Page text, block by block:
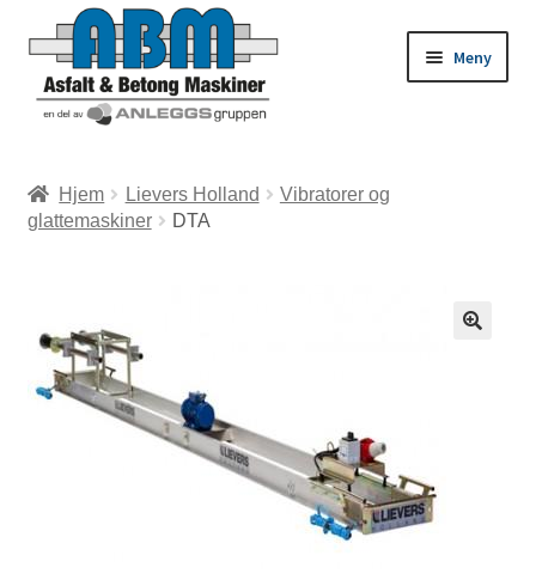
Meny
Hjem Lievers Holland
Vibratorer og
glattemaskiner
DTA